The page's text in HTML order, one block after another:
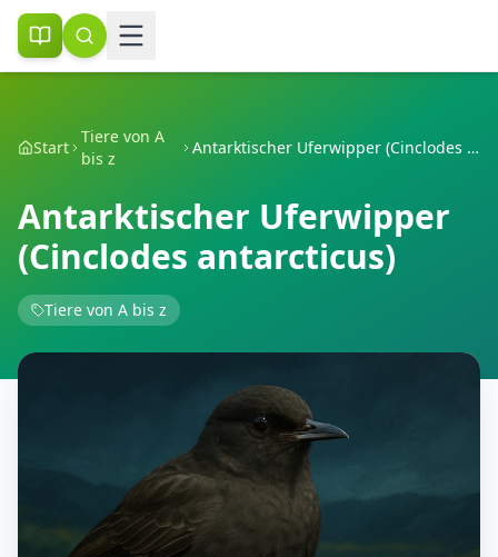
Start
Tiere von A
bis z
Antarktischer Uferwipper (Cinclodes antarcticus)
Antarktischer Uferwipper
(Cinclodes antarcticus)
Tiere von A bis z